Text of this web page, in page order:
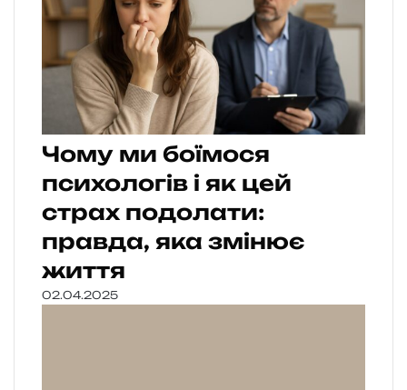
Чому ми боїмося
психологів і як цей
страх подолати:
правда, яка змінює
життя
02.04.2025